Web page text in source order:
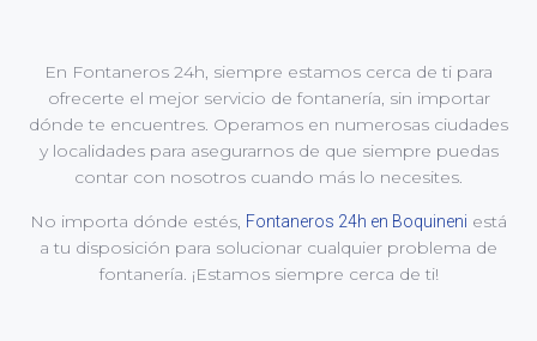
En Fontaneros 24h, siempre estamos cerca de ti para
ofrecerte el mejor servicio de fontanería, sin importar
dónde te encuentres. Operamos en numerosas ciudades
y localidades para asegurarnos de que siempre puedas
contar con nosotros cuando más lo necesites.
No importa dónde estés, Fontaneros 24h en Boquineni está
a tu disposición para solucionar cualquier problema de
fontanería. ¡Estamos siempre cerca de ti!